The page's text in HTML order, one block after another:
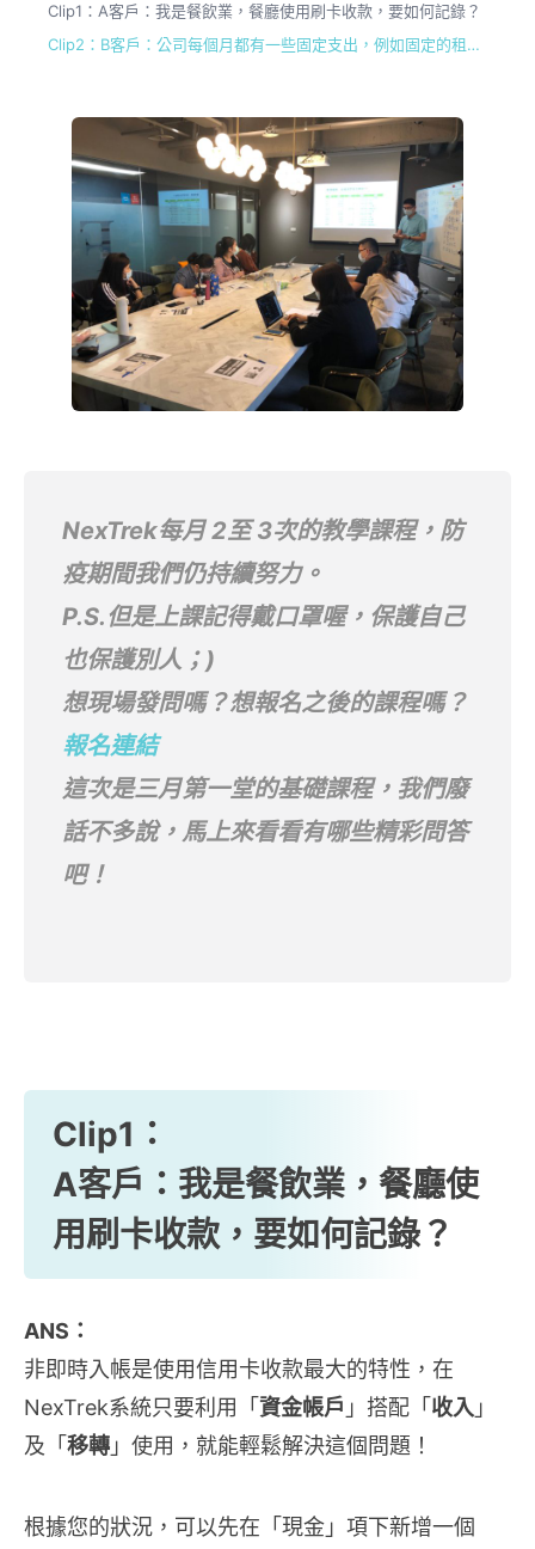
Clip1：A客戶：我是餐飲業，餐廳使用刷卡收款，要如何記錄？
Clip2：B客戶：公司每個月都有一些固定支出，例如固定的租金、水電瓦斯費、薪資等支出，該如何處理？
NexTrek每月 2至 3次的教學課程，防
疫期間我們仍持續努力。
P.S.但是上課記得戴口罩喔，保護自己
也保護別人；)
想現場發問嗎？想報名之後的課程嗎？
報名連結
這次是三月第一堂的基礎課程，我們廢
話不多說，馬上來看看有哪些精彩問答
吧！
Clip1：
A客戶：我是餐飲業，餐廳使
用刷卡收款，要如何記錄？
ANS：
非即時入帳是使用信用卡收款最大的特性，在
NexTrek系統只要利用「 資金帳戶 」搭配「 收入 」
及「 移轉 」使用，就能輕鬆解決這個問題！
根據您的狀況，可以先在「現金」項下新增一個